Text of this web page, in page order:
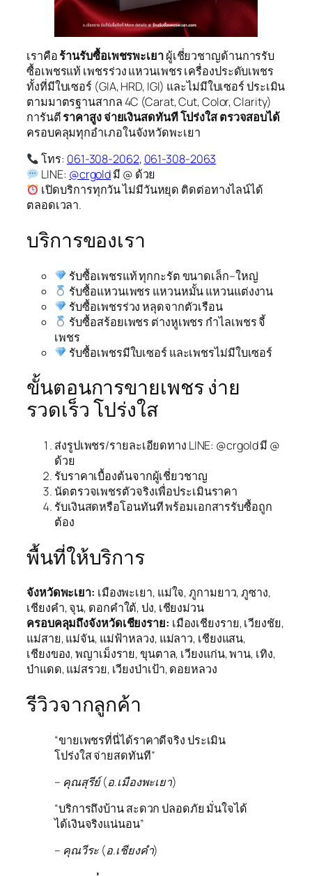
เราคือร้านรับซื้อเพชรพะเยาผู้เชี่ยวชาญด้านการรับ
ซื้อเพชรแท้ เพชรร่วง แหวนเพชร เครื่องประดับเพชร
ทั้งที่มีใบเซอร์ (GIA, HRD, IGI) และไม่มีใบเซอร์ ประเมิน
ตามมาตรฐานสากล 4C (Carat, Cut, Color, Clarity)
การันตีราคาสูง จ่ายเงินสดทันที โปร่งใส ตรวจสอบได้
ครอบคลุมทุกอำเภอในจังหวัดพะเยา
โทร: 061-308-2062, 061-308-2063
LINE: @crgoldมี @ ด้วย
เปิดบริการทุกวัน ไม่มีวันหยุด ติดต่อทางไลน์ได้
ตลอดเวลา.
บริการของเรา
รับซื้อเพชรแท้ ทุกกะรัต ขนาดเล็ก–ใหญ่
รับซื้อแหวนเพชร แหวนหมั้น แหวนแต่งงาน
รับซื้อเพชรร่วง หลุดจากตัวเรือน
รับซื้อสร้อยเพชร ต่างหูเพชร กำไลเพชร จี้
เพชร
รับซื้อเพชรมีใบเซอร์ และเพชรไม่มีใบเซอร์
ขั้นตอนการขายเพชร ง่าย
รวดเร็ว โปร่งใส
ส่งรูปเพชร/รายละเอียดทาง LINE: @crgold มี @
ด้วย
รับราคาเบื้องต้นจากผู้เชี่ยวชาญ
นัดตรวจเพชรตัวจริงเพื่อประเมินราคา
รับเงินสดหรือโอนทันที พร้อมเอกสารรับซื้อถูก
ต้อง
พื้นที่ให้บริการ
จังหวัดพะเยา: เมืองพะเยา, แม่ใจ, ภูกามยาว, ภูซาง,
เชียงคำ, จุน, ดอกคำใต้, ปง, เชียงม่วน
ครอบคลุมถึงจังหวัดเชียงราย: เมืองเชียงราย, เวียงชัย,
แม่สาย, แม่จัน, แม่ฟ้าหลวง, แม่ลาว, เชียงแสน,
เชียงของ, พญาเม็งราย, ขุนตาล, เวียงแก่น, พาน, เทิง,
ป่าแดด, แม่สรวย, เวียงป่าเป้า, ดอยหลวง
รีวิวจากลูกค้า
“ขายเพชรที่นี่ได้ราคาดีจริง ประเมิน
โปร่งใส จ่ายสดทันที”
– คุณสุรีย์ (อ.เมืองพะเยา)
“บริการถึงบ้าน สะดวก ปลอดภัย มั่นใจได้
ได้เงินจริงแน่นอน”
– คุณวีระ (อ.เชียงคำ)